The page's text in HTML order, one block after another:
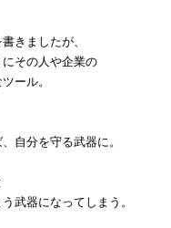
きましたが、
その人や企業の
ール。
自分を守る武器に。
武器になってしまう。